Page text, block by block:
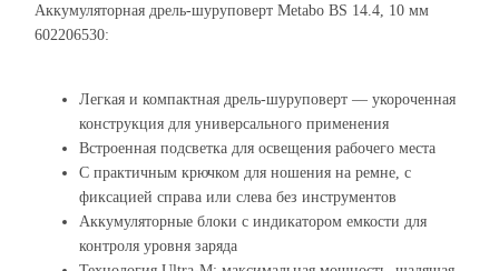
Аккумуляторная дрель-шуруповерт Metabo BS 14.4, 10 мм
602206530:
Легкая и компактная дрель-шуруповерт — укороченная
конструкция для универсального применения
Встроенная подсветка для освещения рабочего места
С практичным крючком для ношения на ремне, с
фиксацией справа или слева без инструментов
Аккумуляторные блоки с индикатором емкости для
контроля уровня заряда